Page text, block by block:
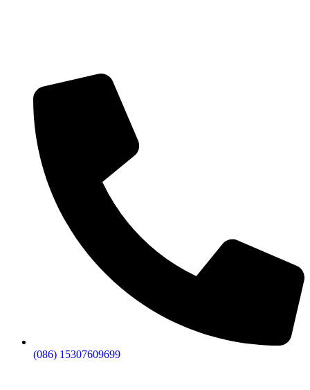
(086) 15307609699